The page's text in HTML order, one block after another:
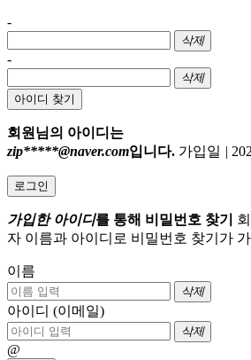
-
삭제
-
삭제
아이디 찾기
회원님의 아이디는
zip*****@naver.com입니다. 가입일 |
로그인
가입한 아이디를 통해 비밀번호 찾기
자 이름과 아이디로 비밀번호 찾기가
이름
삭제
아이디 (이메일)
삭제
@